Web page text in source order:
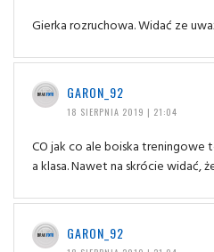
Gierka rozruchowa. Widać ze
GARON_92
18 SIERPNIA 2019 | 21:04
CO jak co ale boiska treningowe
a klasa. Nawet na skrócie widać,
GARON_92